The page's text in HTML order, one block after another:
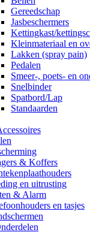
Gereedschap
Jasbeschermers
Kettingkast/
Kleinmateriaal en
Lakken (spray pain)
Pedalen
Smeer-, poets- en
Snelbinder
Spatbord/Lap
Standaarden
& Koffers
en uitrusting
& Alarm
en tasjes